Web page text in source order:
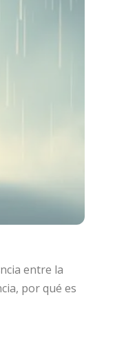
entre la
por qué es